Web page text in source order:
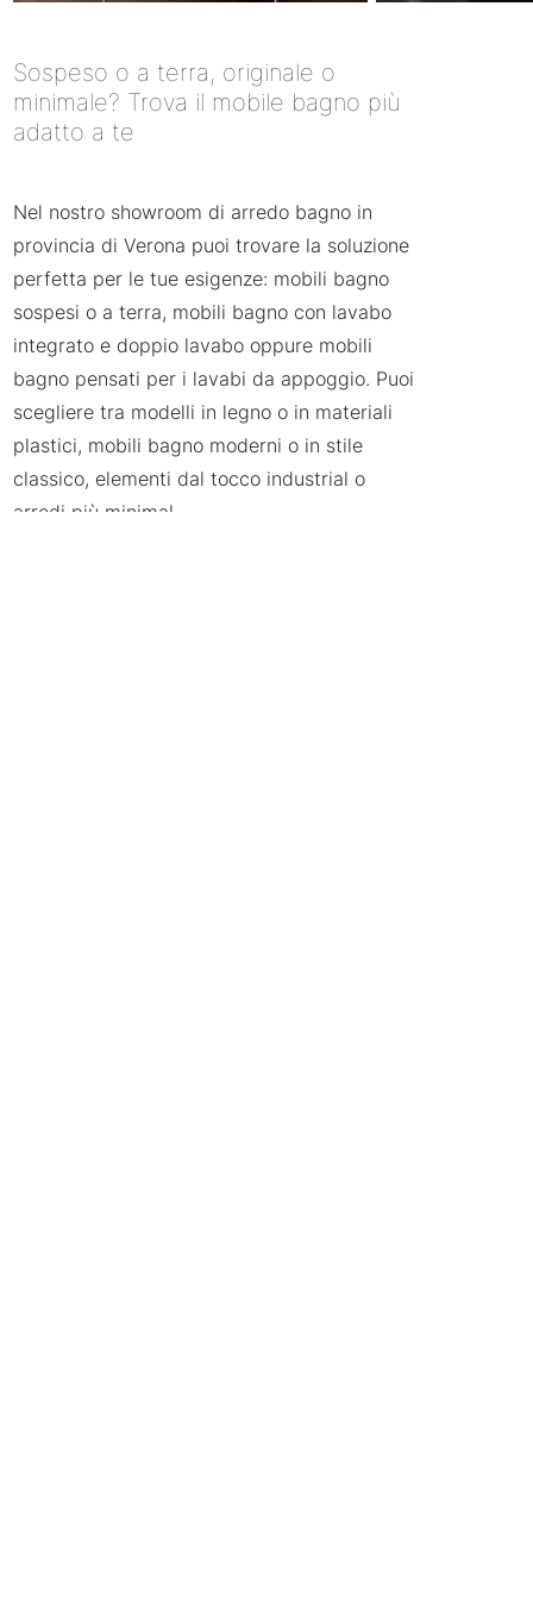
Sospeso o a terra, originale o
minimale? Trova il mobile bagno più
adatto a te
Nel nostro showroom di arredo bagno in
provincia di Verona puoi trovare la soluzione
perfetta per le tue esigenze: mobili bagno
sospesi o a terra, mobili bagno con lavabo
integrato e doppio lavabo oppure mobili
bagno pensati per i lavabi da appoggio. Puoi
scegliere tra modelli in legno o in materiali
plastici, mobili bagno moderni o in stile
classico, elementi dal tocco industrial o
arredi più minimal.
Questo sito utilizza cookie tecnici, per funzionare
correttamente, e analytics, di terze parti, per finalità
statistiche e per analizzare il traffico di navigazione, e,
con il Tuo consenso, anche cookie di profilazione.
l’apposita funzionalità in alto a destra, invece, ne
rifiuterai l’utilizzo, ad esclusione dei cookie tecnici e
analitycs, preimpostati di default. Selezionando
Gestisci preferenzepotrai selezionare i cookie da
abilitare.
Accetta tutti
Rifiuta tutti